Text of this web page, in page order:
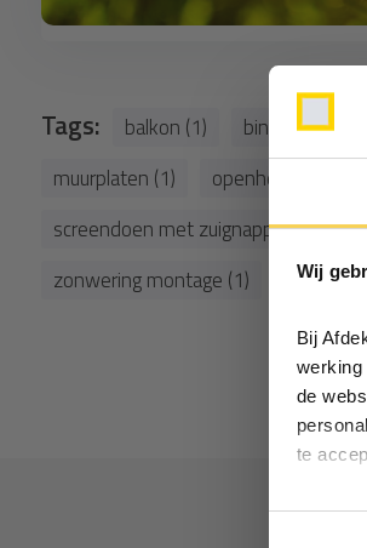
Wij
Bij
werking
de
te
Tags: balkon (1)
muurplaten (1)
openheidsfactor (2)
screendoen met zuignappen (1)
zonwering montage (1)